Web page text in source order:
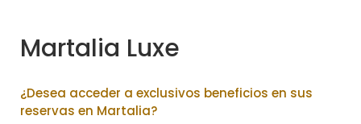
Martalia Luxe
¿Desea acceder a exclusivos beneficios en sus
reservas en Martalia?